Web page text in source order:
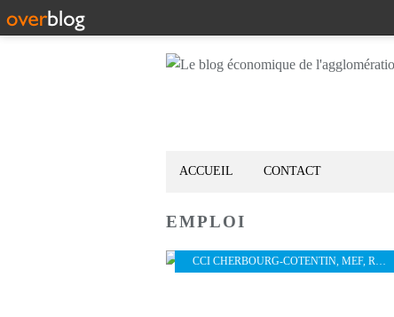
ACCUEIL CONTACT
EMPLOI
CCI CHERBOURG-COTENTIN MEF, RH